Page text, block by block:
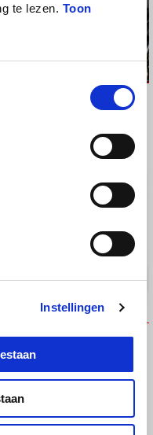
te lezen. Toon
Instellingen
SIDE PROTECTION BLACK
vehicle cover